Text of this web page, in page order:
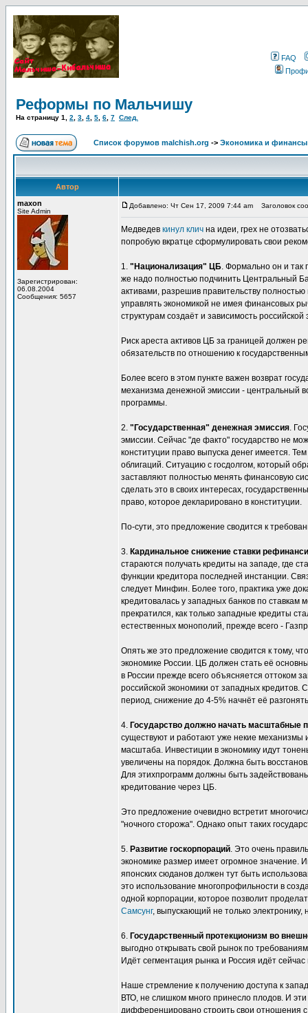
FAQ
Реформы по Мальчишу
На страницу 1 2 3 4 5 6 7 След.
Список форумов malchish.org -> Экономика и финансы
Автор
maxon
Site Admin
Зарегистрирован:
06.08.2004
Сообщения: 5657
Добавлено: Чт Сен 17, 2009 7:44 am Заголовок
Медведев кинул клич на идеи, грех не
попробую вкратце сформулировать свои
1. "Национализация" ЦБ. Формально он и так
же надо полностью подчинить Центральный
активами, разрешив правительству
управлять экономикой не имея финансовых
структурам создаёт и зависимость российской
Риск ареста активов ЦБ за границей должен
обязательств по отношению к
Более всего в этом пункте важен возврат
механизма денежной эмиссии - центральный
программы.
2. "Государственная" денежная эмиссия.
эмиссии. Сейчас "де факто" государство не
конституции право выпуска денег имеется.
облигаций. Ситуацию с госдолгом, который
заставляют полностью менять финансовую
сделать это в своих интересах,
право, которое декларировано в конституции.
По-сути, это предложение сводится к
3. Кардинальное снижение ставки
стараются получать кредиты на западе, где
функции кредитора последней инстанции.
следует Минфин. Более того, практика уже
кредитовалась у западных банков по
прекратился, как только западные кредиты
естественных монополий, прежде всего -
Опять же это предложение сводится к тому,
экономике России. ЦБ должен стать её
в России прежде всего объясняется оттоком
российской экономики от западных кредитов.
период, снижение до 4-5% начнёт её
4. Государство должно начать масштабные
существуют и работают уже некие
масштаба. Инвестиции в экономику идут
увеличены на порядок. Должна быть
Для этихпрограмм должны быть
кредитование через ЦБ.
Это предложение очевидно встретит
"ночного сторожа". Однако опыт таких
5. Развитие госкорпораций. Это очень
экономике размер имеет огромное значение.
японских сюданов должен тут быть
это использование многопрофильности в
одной корпорации, которое позволит
Самсунг, выпускающий не только
6. Государственный протекционизм во
выгодно открывать свой рынок по
Идёт сегментация рынка и Россия идёт
Наше стремление к получению доступа к
ВТО, не слишком много принесло плодов. И
дифференцировано строить свои отношения